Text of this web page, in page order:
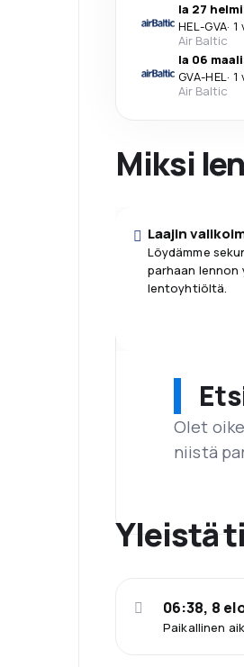
la 27
HEL-GVA· 1
Air Baltic
la 06
GVA-HEL· 1
Air Baltic
Miksi
Laajin
Löydämme
parhaan lennon
lentoyhtiöltä.
Olet
niistä
Yleistä
Paikallinen
06:38, 8